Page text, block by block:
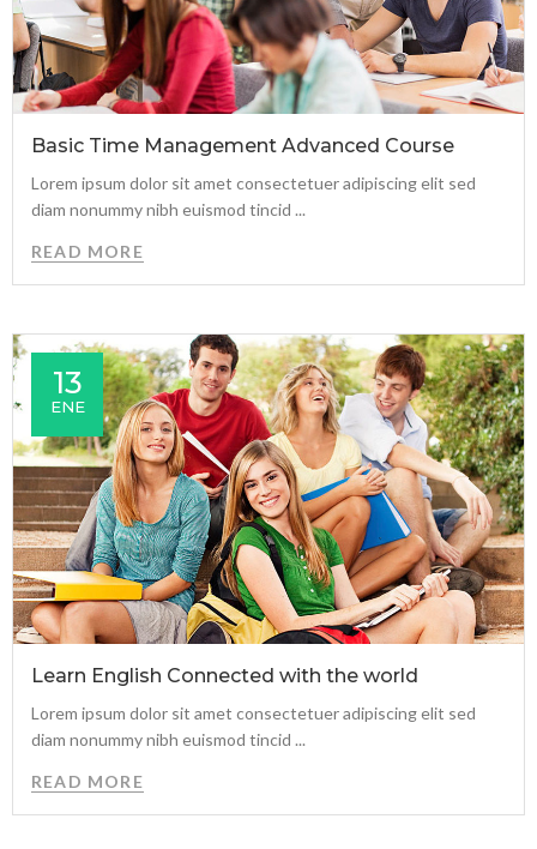
Basic Time Management Advanced Course
Lorem ipsum dolor sit amet consectetuer adipiscing elit sed
diam nonummy nibh euismod tincid ...
READ MORE
13
ENE
Learn English Connected with the world
Lorem ipsum dolor sit amet consectetuer adipiscing elit sed
diam nonummy nibh euismod tincid ...
READ MORE